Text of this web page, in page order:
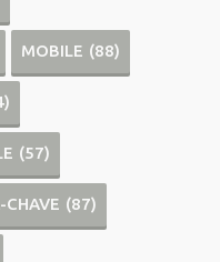
MOBILE (88)
(57)
CHAVE (87)